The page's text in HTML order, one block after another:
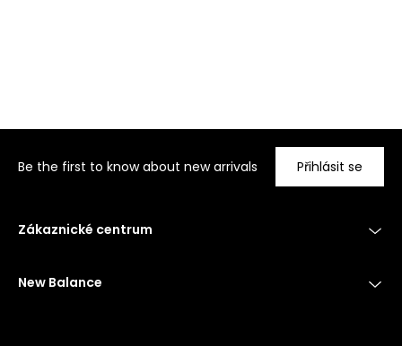
Be the first to know about new arrivals Přihlásit se
Zákaznické centrum
New Balance